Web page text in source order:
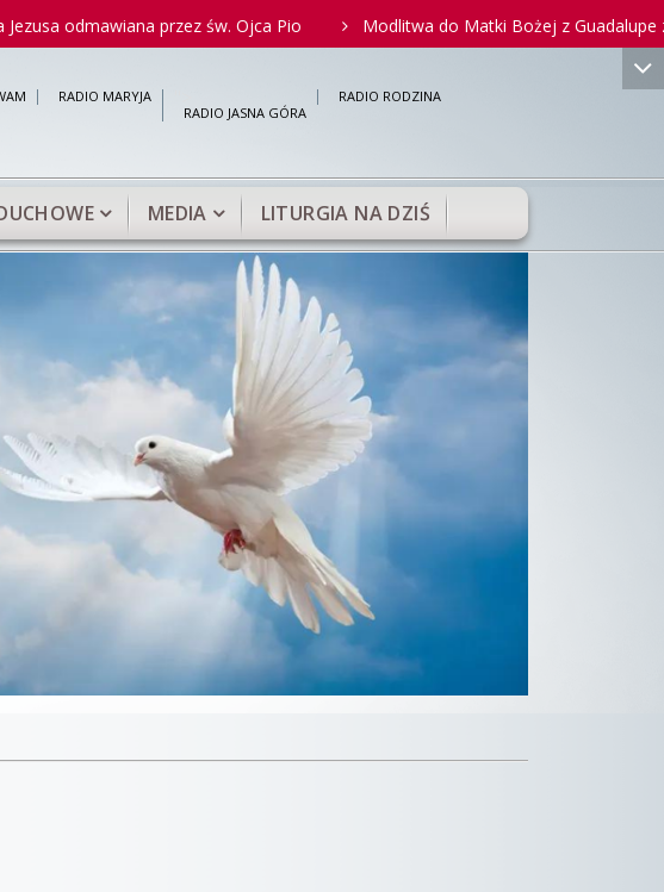
przez św. Ojca Pio Modlitwa do Matki Bożej z Guadalupe za
RADIO MARYJA
RADIO JASNA GÓRA
RADIO RODZINA
MEDIA LITURGIA NA DZIŚ